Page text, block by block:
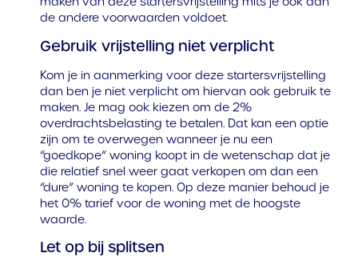
de andere voorwaarden voldoet.
Gebruik vrijstelling niet verplicht
Kom je in aanmerking voor deze startersvrijstelling
dan ben je niet verplicht om hiervan ook gebruik te
maken. Je mag ook kiezen om de 2%
overdrachtsbelasting te betalen. Dat kan een optie
zijn om te overwegen wanneer je nu een
“goedkope” woning koopt in de wetenschap dat je
die relatief snel weer gaat verkopen om dan een
“dure” woning te kopen. Op deze manier behoud je
het 0% tarief voor de woning met de hoogste
waarde.
Let op bij splitsen